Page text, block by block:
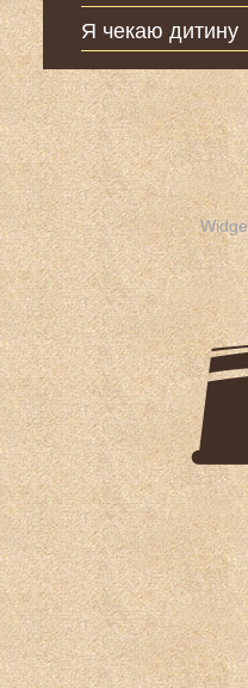
Я чекаю дитину